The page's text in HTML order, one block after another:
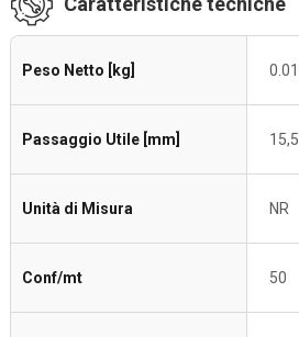
Peso Netto [kg] 0.01
Passaggio Utile [mm] 15,5
Unità di Misura NR
Conf/mt 50